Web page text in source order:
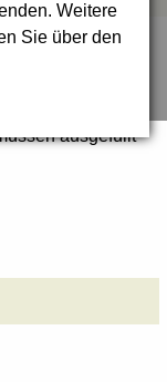
Weitere
Sie über den
ausgefüllt